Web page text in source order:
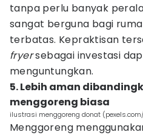
tanpa perlu banyak
sangat berguna bagi
terbatas. Kepraktisan
fryersebagai investasi
menguntungkan.
5. Lebih aman
menggoreng biasa
ilustrasi menggoreng donat
Menggoreng